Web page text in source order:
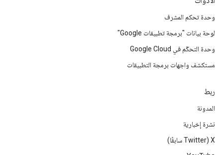
وحدة تحكم المشرف
لوحة بيانات "برمجة تطبيقات Google"
وحدة التحكّم في Google Cloud
مستكشف واجهات برمجة التطبيقات
ربط
المدونة
نشرة إخبارية
‫X ‏(Twitter سابقًا)